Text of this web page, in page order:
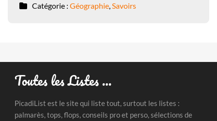
Catégorie : Géographie Savoirs
Toutes les Listes …
PicadiList est le site qui liste tout, surtout les listes :
palmarès, tops, flops, conseils pro et perso, sélections de